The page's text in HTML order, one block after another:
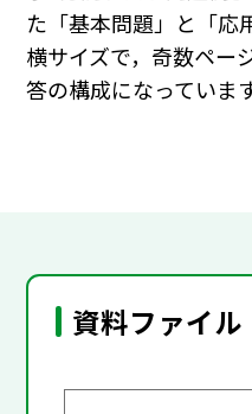
た「基本問題」と「応
横サイズで，奇数ペー
答の構成になっています
資料ファイル